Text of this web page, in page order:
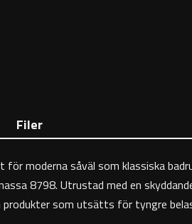
Filer
för moderna såväl som klassiska
8798. Utrustad med en
som utsätts för tyngre